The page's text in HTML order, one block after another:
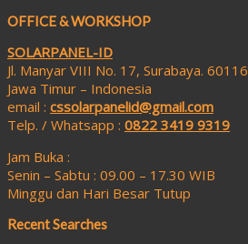
OFFICE & WORKSHOP
SOLARPANEL-ID
Jl. Manyar VIII No. 17, Surabaya. 60116
Jawa Timur – Indonesia
email : cssolarpanelid@gmail.com
Telp. / Whatsapp : 0822 3419 9319
Jam Buka :
Senin – Sabtu : 09.00 – 17.30 WIB
Minggu dan Hari Besar Tutup
Recent Searches